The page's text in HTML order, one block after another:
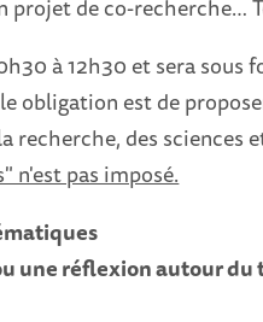
projet de co-recherche…
à 12h30 et sera sous
obligation est de
recherche, des sciences
n'est pas imposé.
une réflexion autour